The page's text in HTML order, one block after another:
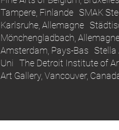
Tampere, Finlande SMAK
Karlsruhe, Allemagne
Mönchengladbach,
Amsterdam, Pays-Bas Stella
Uni The Detroit Institute of
Art Gallery, Vancouver,